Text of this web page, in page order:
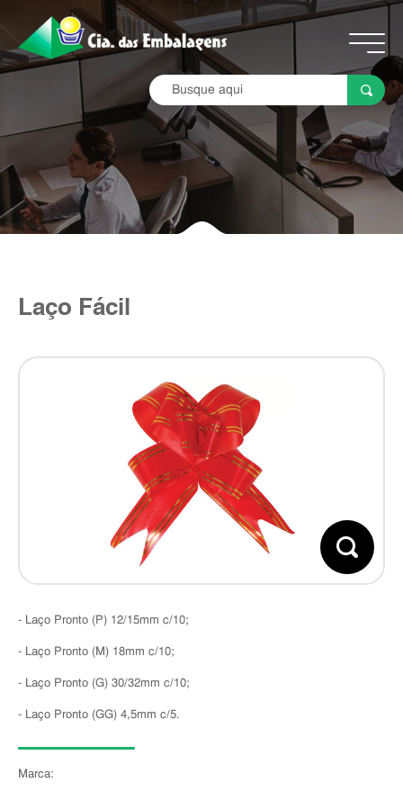
Laço Fácil
- Laço Pronto (P) 12/15mm c/10;
- Laço Pronto (M) 18mm c/10;
- Laço Pronto (G) 30/32mm c/10;
- Laço Pronto (GG) 4,5mm c/5.
Marca: